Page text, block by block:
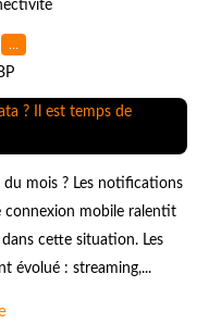
…
mois ? Les notifications
connexion mobile ralentit
cette situation. Les
évolué : streaming,...